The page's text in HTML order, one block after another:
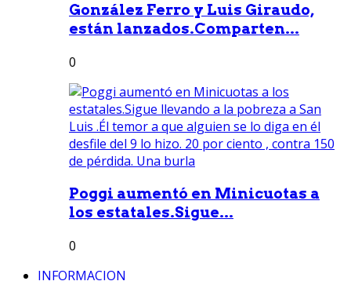
González Ferro y Luis Giraudo,
están lanzados.Comparten...
0
Poggi aumentó en Minicuotas a
los estatales.Sigue...
0
INFORMACION